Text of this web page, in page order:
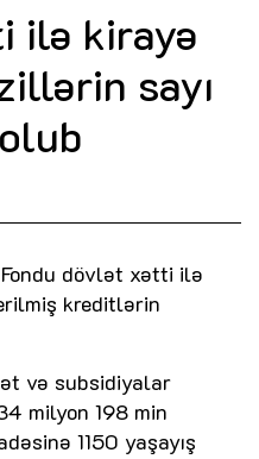
ilə kirayə
sayı
dövlət xətti ilə
kreditlərin
və subsidiyalar
milyon 198 min
1150 yaşayış